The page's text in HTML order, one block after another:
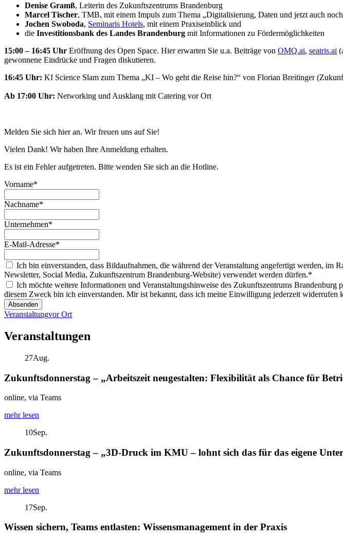
Denise Gramß, Leiterin des Zukunftszentrums Brandenburg
Marcel Tischer, TMB, mit einem Impuls zum Thema „Digitalisierung, Daten und jetzt auch
Jochen Swoboda, Seminaris Hotels, mit einem Praxiseinblick und
die Investitionsbank des Landes Brandenburg mit Informationen zu Fördermöglichkeiten
15:00 – 16:45 Uhr Eröffnung des Open Space. Hier erwarten Sie u.a. Beiträge von OMQ.ai, seatris.ai
gewonnene Eindrücke und Fragen diskutieren.
16:45 Uhr: KI Science Slam zum Thema „KI – Wo geht die Reise hin?“ von Florian Breitinger
Ab 17:00 Uhr: Networking und Ausklang mit Catering vor Ort
Melden Sie sich hier an. Wir freuen uns auf Sie!
Vielen Dank! Wir haben Ihre Anmeldung erhalten.
Es ist ein Fehler aufgetreten. Bitte wenden Sie sich an die Hotline.
Vorname*
Nachname*
Unternehmen*
E-Mail-Adresse*
Ich bin einverstanden, dass Bildaufnahmen, die während der Veranstaltung angefertigt werden,
Newsletter, Social Media, Zukunftszentrum Brandenburg-Website) verwendet werden dürfen.*
Ich möchte weitere Informationen und Veranstaltungshinweise des Zukunftszentrums
diesem Zweck bin ich einverstanden. Mir ist bekannt, dass ich meine Einwilligung jederzeit widerrufen
Absenden
Veranstaltungvor Ort
Veranstaltungen
27Aug.
Zukunftsdonnerstag – „Arbeitszeit neugestalten: Flexibilität als Chance für
online, via Teams
mehr lesen
10Sep.
Zukunftsdonnerstag – „3D-Druck im KMU – lohnt sich das für das eigene
online, via Teams
mehr lesen
17Sep.
Wissen sichern, Teams entlasten: Wissensmanagement in der Praxis